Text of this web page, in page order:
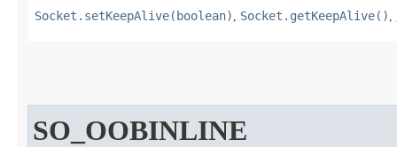
Socket.setKeepAlive(boolean) , Socket.getKeepAlive() ,
SO_OOBINLINE